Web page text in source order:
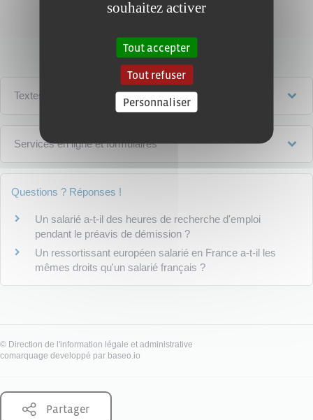
Textes de référence
Services en ligne et formulaires
Questions ? Réponses !
Un salarié a-t-il des heures de recherche d'emploi
pendant le préavis de démission ?
Un ressortissant européen salarié en France a-t-il les
mêmes droits qu'un salarié français ?
© Direction de l'information légale et administrative
comarquage developpé par baseo.io
Partager
souhaitez activer
Tout accepter
Tout refuser
Personnaliser